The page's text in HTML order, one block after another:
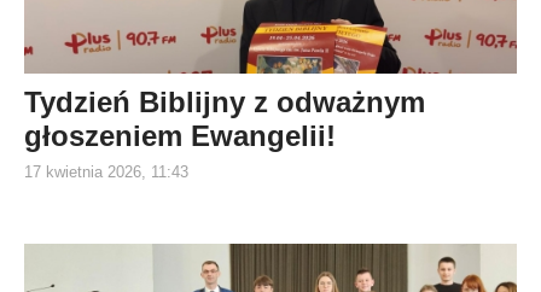
Tydzień Biblijny z odważnym
głoszeniem Ewangelii!
17 kwietnia 2026, 11:43